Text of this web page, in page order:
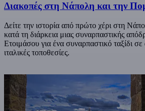
Διακοπές στη Νάπολη και την
Δείτε την ιστορία από πρώτο χέρι στη
κατά τη διάρκεια μιας συναρπαστικής
Ετοιμάσου για ένα συναρπαστικό ταξίδι σε
ιταλικές τοποθεσίες.